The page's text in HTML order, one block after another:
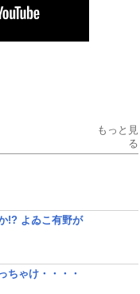
もっと見
る
!? よゐこ有野が
ちゃけ・・・・